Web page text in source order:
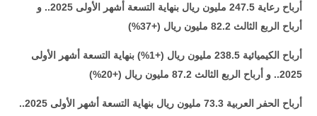
أرباح رعاية 247.5 مليون ريال بنهاية التسعة أشهر الأولى 2025.. و
أرباح الربع الثالث 82.2 مليون ريال (+37%)
أرباح الكيميائية 238.5 مليون ريال (+1%) بنهاية التسعة أشهر الأولى
2025.. و أرباح الربع الثالث 87.2 مليون ريال (+20%)
أرباح الحفر العربية 73.3 مليون ريال بنهاية التسعة أشهر الأولى 2025..